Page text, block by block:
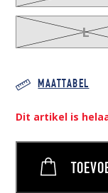
L
MAATTABEL
Dit artikel is